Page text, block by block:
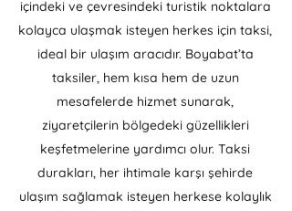
içindeki ve çevresindeki turistik noktalara
kolayca ulaşmak isteyen herkes için taksi,
ideal bir ulaşım aracıdır. Boyabat’ta
taksiler, hem kısa hem de uzun
mesafelerde hizmet sunarak,
ziyaretçilerin bölgedeki güzellikleri
keşfetmelerine yardımcı olur. Taksi
durakları, her ihtimale karşı şehirde
ulaşım sağlamak isteyen herkese kolaylık